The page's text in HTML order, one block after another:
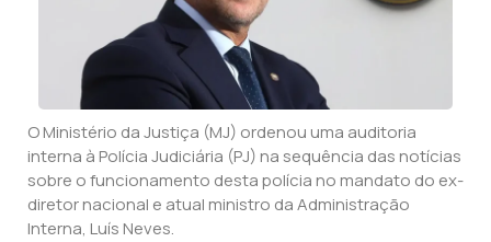
O Ministério da Justiça (MJ) ordenou uma auditoria
interna à Polícia Judiciária (PJ) na sequência das notícias
sobre o funcionamento desta polícia no mandato do ex-
diretor nacional e atual ministro da Administração
Interna, Luís Neves.